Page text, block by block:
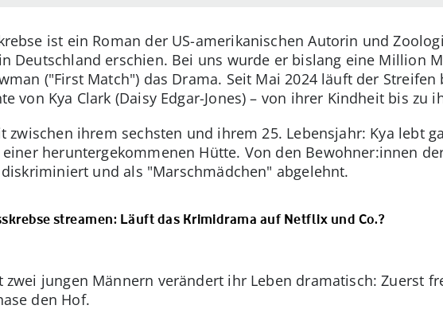
ist ein Roman der US-amerikanischen Autorin und
Deutschland erschien. Bei uns wurde er bislang eine Million
("First Match") das Drama. Seit Mai 2024 läuft der
von Kya Clark (Daisy Edgar-Jones) – von ihrer Kindheit bis zu
zwischen ihrem sechsten und ihrem 25. Lebensjahr: Kya lebt
heruntergekommenen Hütte. Von den Bewohner:innen
und als "Marschmädchen" abgelehnt.
streamen: Läuft das Krimidrama auf Netflix und Co.?
zwei jungen Männern verändert ihr Leben dramatisch: Zuerst
den Hof.